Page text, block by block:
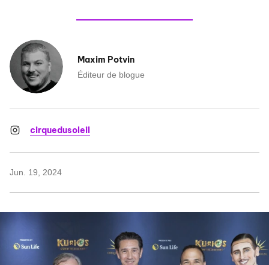
Maxim Potvin
Éditeur de blogue
cirquedusoleil
Jun. 19, 2024